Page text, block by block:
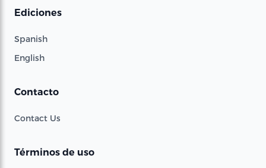
Ediciones
Spanish
English
Contacto
Contact Us
Términos de uso